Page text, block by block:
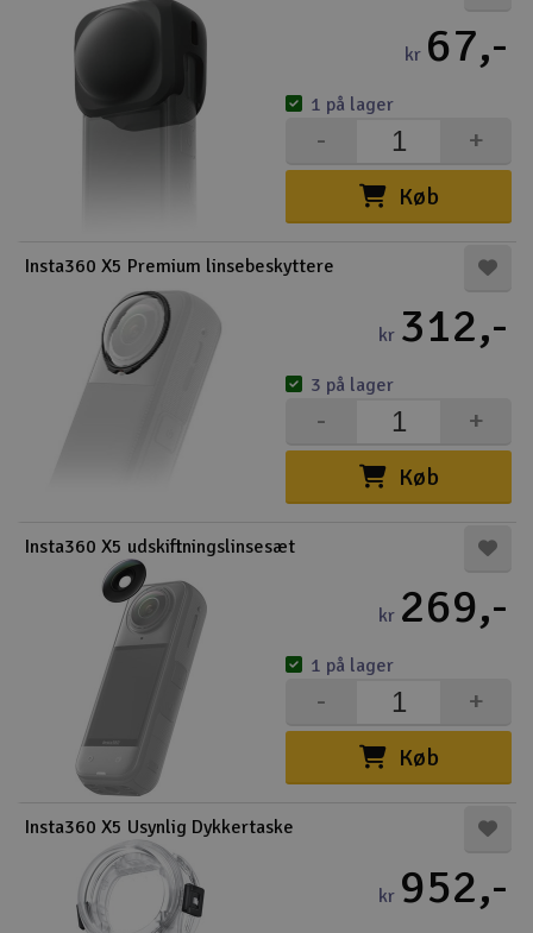
kr 67,-
Køb
+
-
1 på lager
Insta360 X5 Premium linsebeskyttere
kr 312,-
Køb
+
-
3 på lager
Insta360 X5 udskiftningslinsesæt
kr 269,-
Køb
+
-
1 på lager
Insta360 X5 Usynlig Dykkertaske
kr 952,-